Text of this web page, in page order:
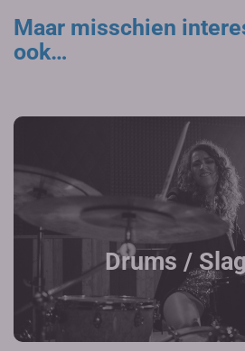
Maar misschien
ook…
Drums /